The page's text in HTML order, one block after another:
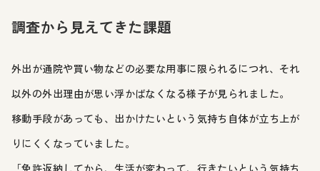
調査から見えてきた課題
外出が通院や買い物などの必要な用事に限られるにつれ、それ
以外の外出理由が思い浮かばなくなる様子が見られました。
移動手段があっても、出かけたいという気持ち自体が立ち上が
りにくくなっていました。
「免許返納してから、生活が変わって、行きたいという気持ち